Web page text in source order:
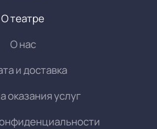
О театре
О нас
и доставка
оказания услуг